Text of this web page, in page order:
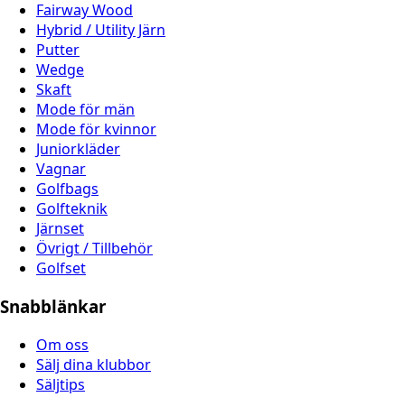
Fairway Wood
Hybrid / Utility Järn
Putter
Wedge
Skaft
Mode för män
Mode för kvinnor
Juniorkläder
Vagnar
Golfbags
Golfteknik
Järnset
Övrigt / Tillbehör
Golfset
Snabblänkar
Om oss
Sälj dina klubbor
Säljtips